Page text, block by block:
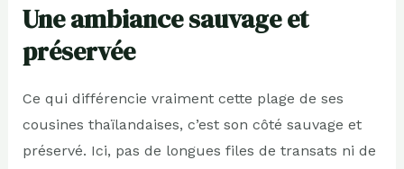
Une ambiance sauvage et
préservée
Ce qui différencie vraiment cette plage de ses
cousines thaïlandaises, c’est son côté sauvage et
préservé. Ici, pas de longues files de transats ni de